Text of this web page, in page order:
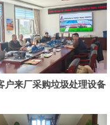
户来厂采购垃圾处理设备